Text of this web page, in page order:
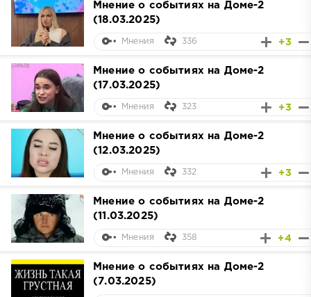
Мнение о событиях на Доме-2
(18.03.2025)
+3
Мнения 336
Мнение о событиях на Доме-2
(17.03.2025)
+3
Мнения 323
Мнение о событиях на Доме-2
(12.03.2025)
+3
Мнения 332
Мнение о событиях на Доме-2
(11.03.2025)
+4
Мнения 358
Мнение о событиях на Доме-2
(7.03.2025)